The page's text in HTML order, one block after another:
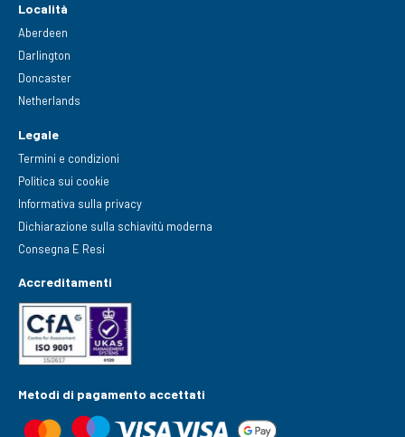
Località
Aberdeen
Darlington
Doncaster
Netherlands
Legale
Termini e condizioni
Politica sui cookie
Informativa sulla privacy
Dichiarazione sulla schiavitù moderna
Consegna E Resi
Accreditamenti
Metodi di pagamento accettati